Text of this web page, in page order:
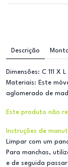
Descrição
Dimensões: C 111 X L
Materiais: Este
aglomerado de
Este produto não
Instruções de
Limpar com um
Para manchas,
e de seguida